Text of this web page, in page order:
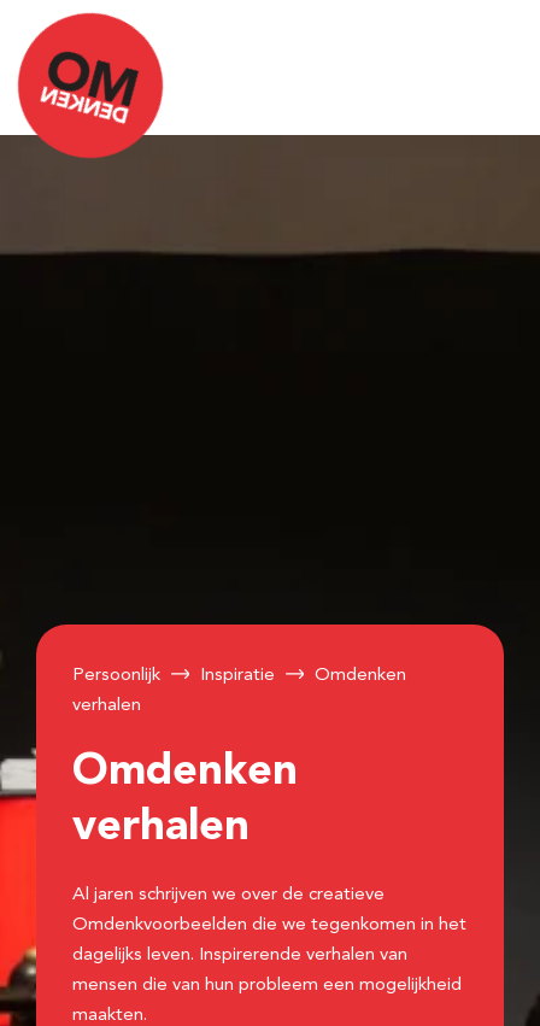
Persoonlijk Inspiratie
Omdenken
verhalen
Omdenken
verhalen
Al jaren schrijven we over de creatieve
Omdenkvoorbeelden die we tegenkomen in het
dagelijks leven. Inspirerende verhalen van
mensen die van hun probleem een mogelijkheid
maakten.